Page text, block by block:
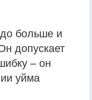
больше и
допускает
– он
уйма